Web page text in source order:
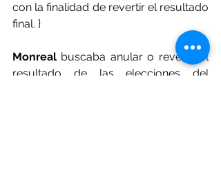
con la finalidad de revertir el resultado
final. }
Monreal buscaba anular o revertir el
resultado de las elecciones del